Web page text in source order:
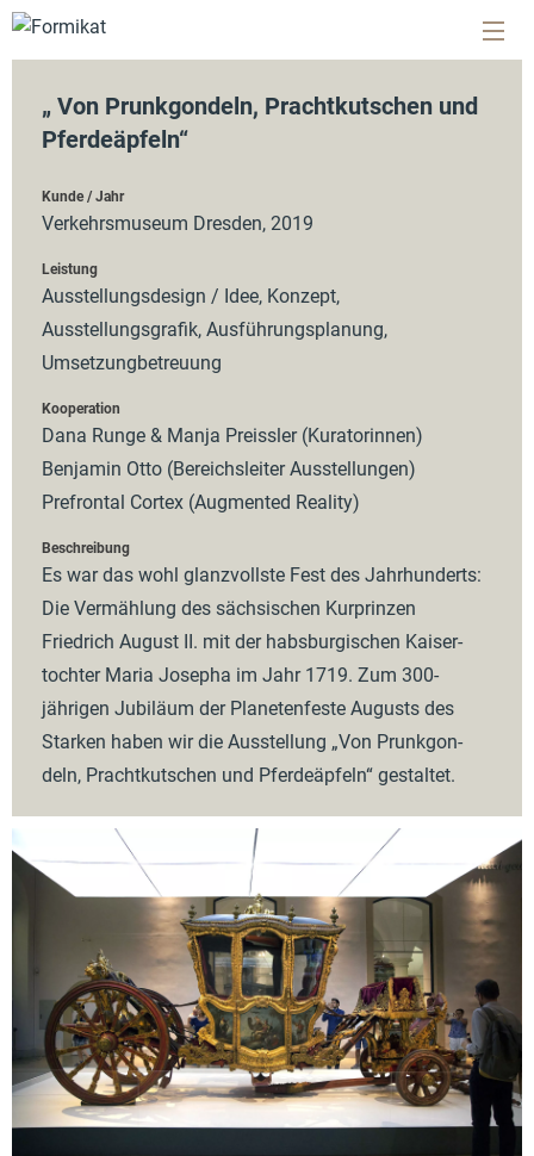
„ Von Prunk­gon­deln, Pracht­kut­schen und
Pfer­de­äp­feln“
Kunde / Jahr
Verkehrsmuseum Dresden, 2019
Leistung
Ausstellungsdesign / Idee, Konzept,
Ausstellungsgrafik, Ausführungsplanung,
Umsetzungbetreuung
Kooperation
Dana Runge & Manja Preissler (Kuratorinnen)
Benjamin Otto (Bereichsleiter Ausstellungen)
Prefrontal Cortex (Augmented Reality)
Beschreibung
Es war das wohl glanz­volls­te Fest des Jahr­hun­derts:
Die Ver­mäh­lung des säch­si­schen Kur­prin­zen
Friedrich August II. mit der habs­bur­gi­schen Kai­ser­
toch­ter Maria Josepha im Jahr 1719. Zum 300-
jährigen Jubiläum der Planetenfeste Augusts des
Starken haben wir die Ausstellung „Von Prunk­gon­
deln, Pracht­kut­schen und Pfer­de­äp­feln“ gestaltet.